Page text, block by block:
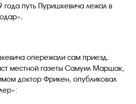
путь Пуришкевича лежал в
опережали сам приезд.
местной газеты Самуил Маршак,
доктор Фрикен, опубликовал